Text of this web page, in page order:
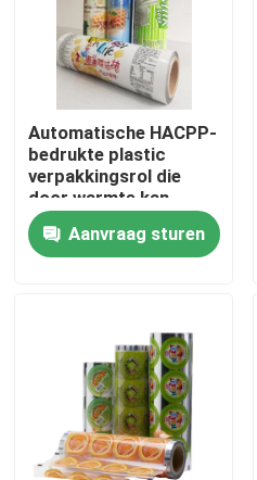
Fabrieksreis
Kwaliteitscontrole
Contacteer ons
Nieuws
Voedsel Verpakkingszakken
Uitloop verpakkingstas
Automatische HACPP-
bedrukte plastic
verpakkingsrol die
door warmte kan
worden verzegeld
Aanvraag sturen